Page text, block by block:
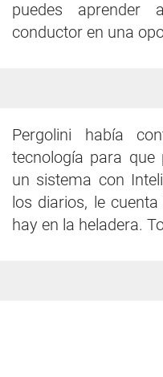
puedes aprender
conductor en una
Pergolini había
tecnología para que
un sistema con
los diarios, le
hay en la heladera.